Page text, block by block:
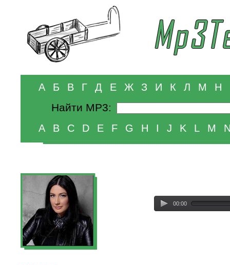
А Б В Г Д Е Ж З И К Л М Н
Найти MP3:
A B C D E F G H I J K L M
00:00